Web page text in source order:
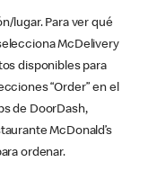
lugar. Para ver qué
McDelivery
disponibles para
“Order” en el
de DoorDash,
McDonald’s
ordenar.